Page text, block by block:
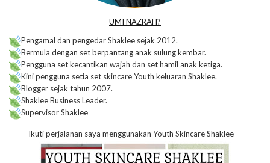
UMI NAZRAH?
Pengamal dan pengedar Shaklee sejak 2012.
Bermula dengan set berpantang anak sulung kembar.
Pengguna set kecantikan wajah dan set hamil anak ketiga.
Kini pengguna setia set skincare Youth keluaran Shaklee.
Blogger sejak tahun 2007.
Shaklee Business Leader.
Supervisor Shaklee
Ikuti perjalanan saya menggunakan Youth Skincare Shaklee